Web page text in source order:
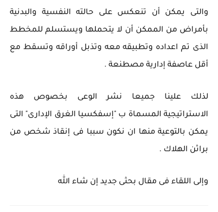
والتى يمكن أن تنعكس على حالته النفسية والبدنية
بأمراض من الممكن أن لا يتحملها ويستسلم للمخطط
الذى تم اعداده وتطبيقه معه وتذبل أوراقه وتسقط مع
أقل عاصفة إدارية مصطنعة .
لذلك علينا جميعا نشر الوعى بخصوص هذه
الاستراتيجية المسماة ب "إسفكسيا الغرق الإدارى" التى
يمكن بالتوعية منها ان نكون سببا فى إنقاذ شخص من
براثن الهلاك .
وإلى اللقاء فى مقال بحثى جديد إن شاء الله